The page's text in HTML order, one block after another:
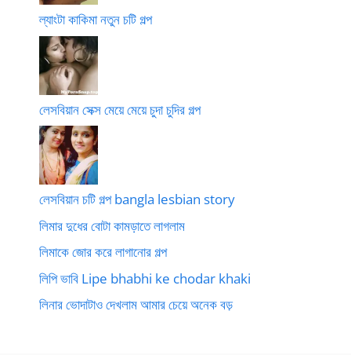
ল্যাংটা কাকিমা নতুন চটি গল্প
লেসবিয়ান সেক্স মেয়ে মেয়ে চুদা চুদির গল্প
লেসবিয়ান চটি গল্প bangla lesbian story
লিমার দুধের বোটা কামড়াতে লাগলাম
লিমাকে জোর করে লাগানোর গল্প
লিপি ভাবি Lipe bhabhi ke chodar khaki
লিনার ভোদাটাও দেখলাম আমার চেয়ে অনেক বড়